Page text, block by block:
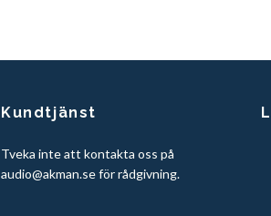
Kundtjänst
Tveka inte att kontakta oss på
audio@akman.seför rådgivning.